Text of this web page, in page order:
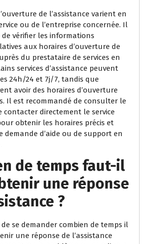
de l’assistance varient en
ou de l’entreprise concernée. Il
vérifier les informations
aux horaires d’ouverture de
du prestataire de services en
services d’assistance peuvent
24h/24 et 7j/7, tandis que
avoir des horaires d’ouverture
Il est recommandé de consulter le
contacter directement le service
obtenir les horaires précis et
d’aide ou de support en
de temps faut-il
une réponse
?
se demander combien de temps il
une réponse de l’assistance